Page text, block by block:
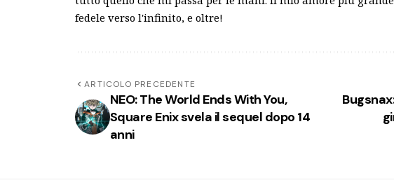
fedele verso l'infinito, e oltre!
ARTICOLO PRECEDENTE
NEO: The World Ends With You,
Square Enix svela il sequel dopo 14
anni